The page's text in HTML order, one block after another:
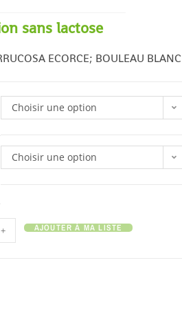
sans lactose
ECORCE; BOULEAU BLANC
Choisir une option
Choisir une option
+ AJOUTER À MA LISTE